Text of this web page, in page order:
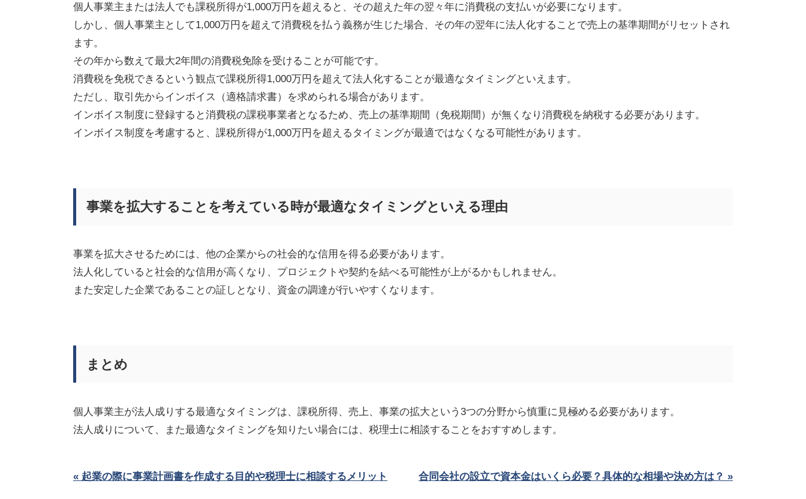
個人事業主または法人でも課税所得が1,000万円を超えると、その超えた年の翌々年に消費税の支払いが必要になります。
しかし、個人事業主として1,000万円を超えて消費税を払う義務が生じた場合、その年の翌年に法人化することで売上の基準期間がリセットされ
ます。
その年から数えて最大2年間の消費税免除を受けることが可能です。
消費税を免税できるという観点で課税所得1,000万円を超えて法人化することが最適なタイミングといえます。
ただし、取引先からインボイス（適格請求書）を求められる場合があります。
インボイス制度に登録すると消費税の課税事業者となるため、売上の基準期間（免税期間）が無くなり消費税を納税する必要があります。
インボイス制度を考慮すると、課税所得が1,000万円を超えるタイミングが最適ではなくなる可能性があります。
事業を拡大することを考えている時が最適なタイミングといえる理由
事業を拡大させるためには、他の企業からの社会的な信用を得る必要があります。
法人化していると社会的な信用が高くなり、プロジェクトや契約を結べる可能性が上がるかもしれません。
また安定した企業であることの証しとなり、資金の調達が行いやすくなります。
まとめ
個人事業主が法人成りする最適なタイミングは、課税所得、売上、事業の拡大という 3つの分野から慎重に見極める必要があります。
法人成りについて、また最適なタイミングを知りたい場合には、税理士に相談することをおすすめします。
« 起業の際に事業計画書を作成する目的や税理士に相談するメリット 合同会社の設立で資本金はいくら必要？具体的な相場や決め方は？ »